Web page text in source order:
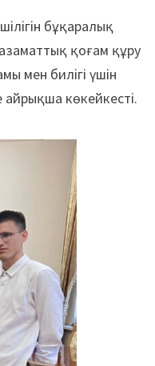
бұқаралық
қоғам құру
мен билігі үшін
айрықша көкейкесті.